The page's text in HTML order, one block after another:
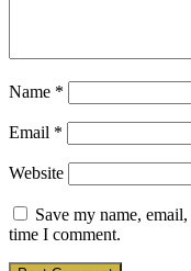
Name *
Email *
Website
Save my name,
time I comment.